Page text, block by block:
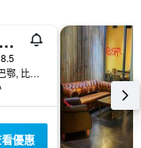
畢爾巴鄂別墅nh系列酒店
Gran Via, 87, 畢爾巴鄂, 比斯開省, 西班牙
優惠